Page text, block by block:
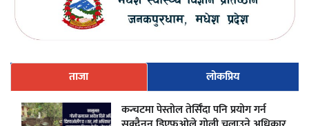
ताजा
लोकप्रिय
कन्चटमा पेस्तोल तेर्सिँदा पनि प्रयोग गर्न